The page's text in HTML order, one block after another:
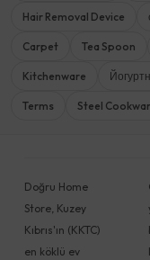
Hair Removal Device
Carpet Tea Spoon
Kitchenware
Terms Steel
Doğru Home
Store, Kuzey
Kıbrıs'ın (KKTC)
en köklü ev